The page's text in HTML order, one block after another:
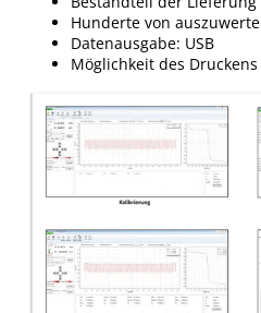
Hunderte von
Datenausgabe: USB
Möglichkeit des Druckens